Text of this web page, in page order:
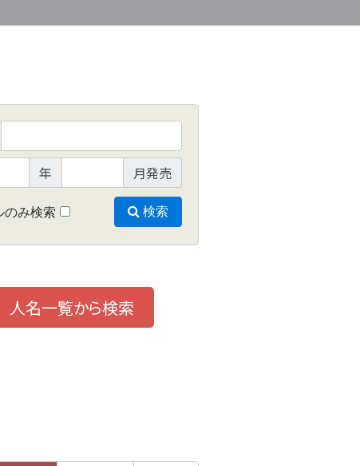
年 月発売
のみ検索 検索
人名一覧から検索